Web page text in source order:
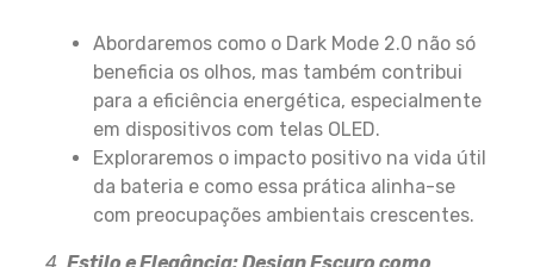
Abordaremos como o Dark Mode 2.0 não só
beneficia os olhos, mas também contribui
para a eficiência energética, especialmente
em dispositivos com telas OLED.
Exploraremos o impacto positivo na vida útil
da bateria e como essa prática alinha-se
com preocupações ambientais crescentes.